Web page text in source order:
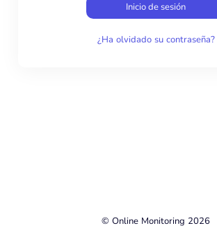
Inicio de sesión
¿Ha olvidado su contraseña?
© Online Monitoring 2026